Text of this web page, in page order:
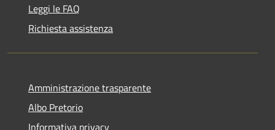
Leggi le FAQ
Richiesta assistenza
Amministrazione trasparente
Albo Pretorio
Informativa privacy